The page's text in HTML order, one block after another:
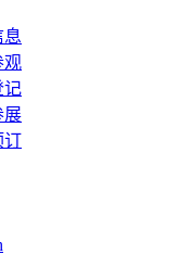
息
观
记
展
订